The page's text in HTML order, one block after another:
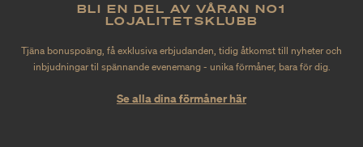
BLI EN DEL AV VÅRAN NO1
LOJALITETSKLUBB
Tjäna bonuspoäng, få exklusiva erbjudanden, tidig åtkomst till nyheter och
inbjudningar til spännande evenemang - unika förmåner, bara för dig.
Se alla dina förmåner här